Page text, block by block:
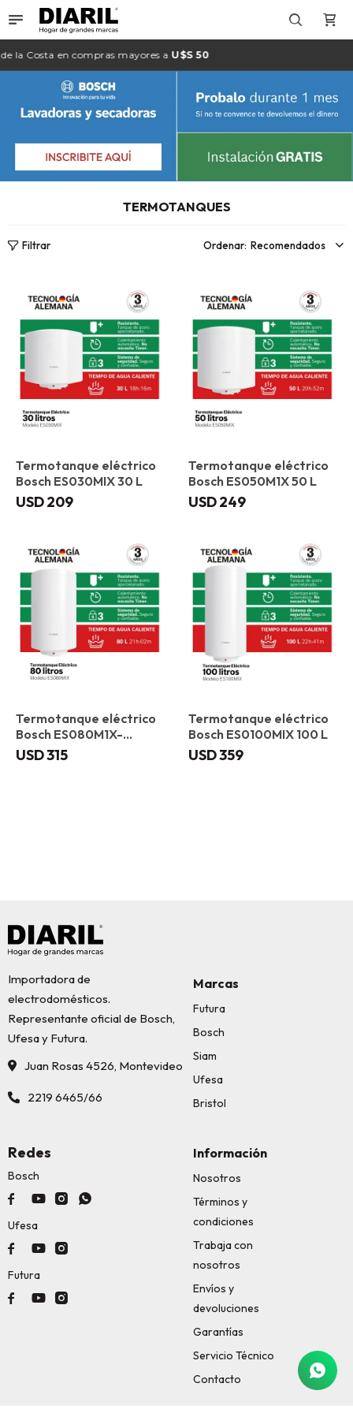

laCosta en compras mayores aU$S 50
TERMOTANQUES
Recomendados
Termotanque eléctrico
Bosch ES030MIX 30 L
USD209
Termotanque eléctrico
Bosch ES050M1X 50 L
USD249
Termotanque eléctrico
Bosch ES080M1X-
KNWVB 80 L
USD315
Termotanque eléctrico
Bosch ES0100MIX 100 L
USD359
Importadora de
electrodomésticos.
Representante oficial de Bosch,
Ufesa y Futura.
Juan Rosas 4526, Montevideo
2219 6465/66
Marcas
Futura
Bosch
Siam
Ufesa
Bristol
Información
Nosotros
Términos y
condiciones
Trabaja con
nosotros
Envíos y
devoluciones
Garantías
Servicio Técnico
Contacto
Redes
Bosch
   
Ufesa
  
Futura
  